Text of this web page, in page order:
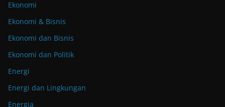
Ekonomi
Ekonomi & Bisnis
Ekonomi dan Bisnis
Ekonomi dan Politik
Energi
Energi dan Lingkungan
Energia